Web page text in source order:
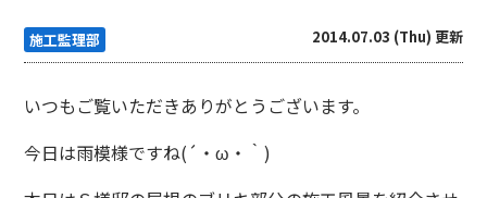
施工監理部 2014.07.03 (Thu) 更新
いつもご覧いただきありがとうございます。
今日は雨模様ですね(´・ω・｀)